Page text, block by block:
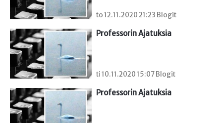
to 12.11.2020 21:23 Blogit
Professorin Ajatuksia
ti 10.11.2020 15:07 Blogit
Professorin Ajatuksia